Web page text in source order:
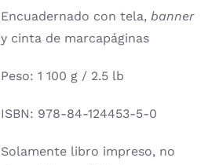
Encuadernado con tela,banner
y cinta de marcapáginas
Peso: 1 100 g / 2.5 lb
ISBN: 978-84-124453-5-0
Solamente libro impreso, no